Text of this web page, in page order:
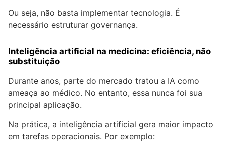
Ou seja, não basta implementar tecnologia. É
necessário estruturar governança.
Inteligência artificial na medicina: eficiência, não
substituição
Durante anos, parte do mercado tratou a IA como
ameaça ao médico. No entanto, essa nunca foi sua
principal aplicação.
Na prática, a inteligência artificial gera maior impacto
em tarefas operacionais. Por exemplo: